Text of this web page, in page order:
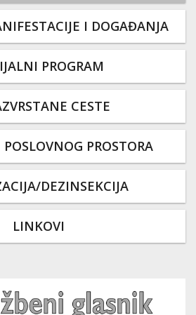
I DOGAĐANJA
PROGRAM
CESTE
POSLOVNOG PROSTORA
DEZINSEKCIJA
LINKOVI